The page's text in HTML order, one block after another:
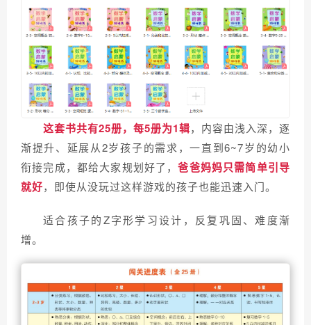
这套书共有25册，每5册为1辑，内容由浅入深，逐
渐提升、延展从2岁孩子的需求，一直到6~7岁的幼小
衔接完成，都给大家规划好了，爸爸妈妈只需简单引导
就好，即使从没玩过这样游戏的孩子也能迅速入门。
适合孩子的Z字形学习设计， 反复巩固、难度渐
增。